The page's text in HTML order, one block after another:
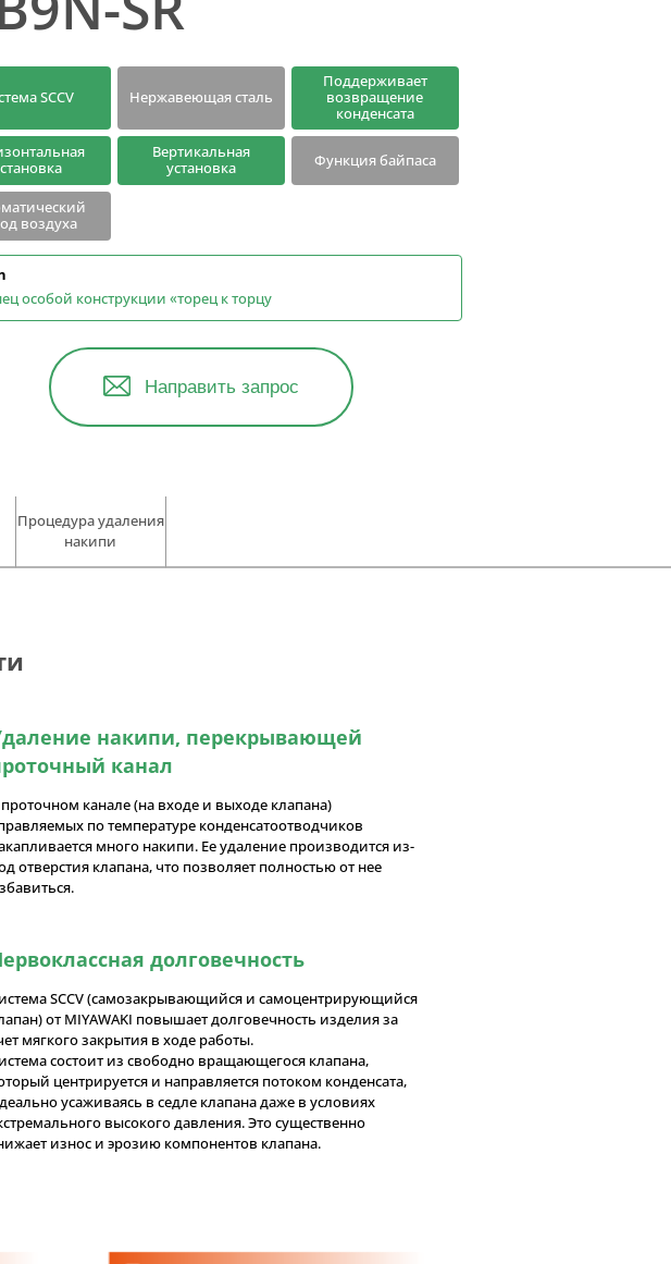
Поиск
SCCV Нержавеющая сталь
Поддерживает
возвращение
конденсата
Вертикальная
установка
Функция байпаса
воздуха
особой конструкции «торец к торцу
Направить запрос
Процедура удаления
накипи
накипи, перекрывающей
канал
канале (на входе и выходе клапана)
по температуре конденсатоотводчиков
много накипи. Ее удаление производится из-
отверстия клапана, что позволяет полностью от нее
долговечность
SCCV (самозакрывающийся и самоцентрирующийся
от MIYAWAKI повышает долговечность изделия за
мягкого закрытия в ходе работы.
состоит из свободно вращающегося клапана,
центрируется и направляется потоком конденсата,
усаживаясь в седле клапана даже в условиях
высокого давления. Это существенно
износ и эрозию компонентов клапана.